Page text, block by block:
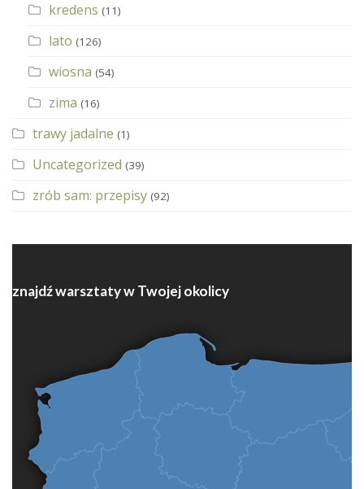
kredens (11)
lato (126)
wiosna (54)
zima (16)
trawy jadalne (1)
Uncategorized (39)
zrób sam: przepisy (92)
znajdź warsztaty w Twojej okolicy